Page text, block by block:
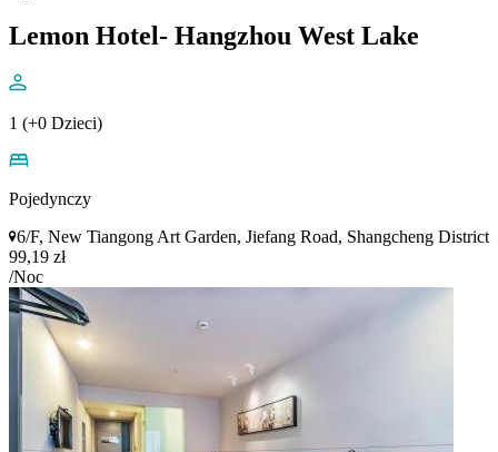
Lemon Hotel- Hangzhou West Lake
1 (+0 Dzieci)
Pojedynczy
6/F, New Tiangong Art Garden, Jiefang Road, Shangcheng District
99,19 zł
/Noc